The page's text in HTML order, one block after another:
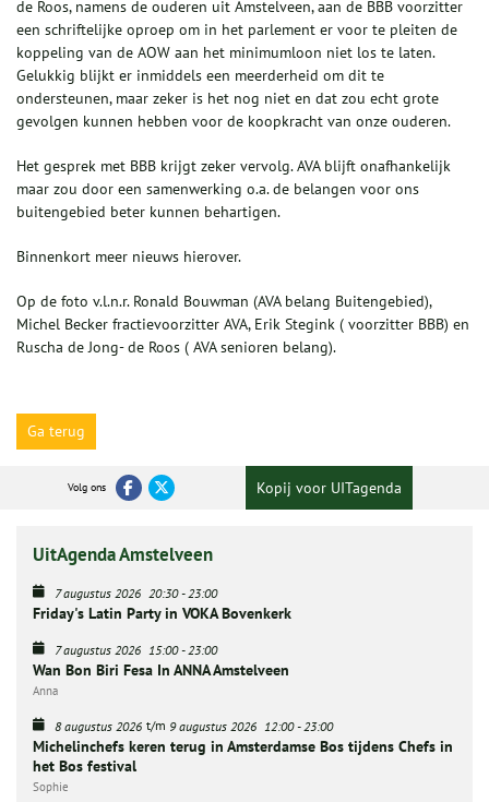
de Roos, namens de ouderen uit Amstelveen, aan de BBB voorzitter
een schriftelijke oproep om in het parlement er voor te pleiten de
koppeling van de AOW aan het minimumloon niet los te laten.
Gelukkig blijkt er inmiddels een meerderheid om dit te
ondersteunen, maar zeker is het nog niet en dat zou echt grote
gevolgen kunnen hebben voor de koopkracht van onze ouderen.
Het gesprek met BBB krijgt zeker vervolg. AVA blijft onafhankelijk
maar zou door een samenwerking o.a. de belangen voor ons
buitengebied beter kunnen behartigen.
Binnenkort meer nieuws hierover.
Op de foto v.l.n.r. Ronald Bouwman (AVA belang Buitengebied),
Michel Becker fractievoorzitter AVA, Erik Stegink ( voorzitter BBB) en
Ruscha de Jong- de Roos ( AVA senioren belang).
Ga terug
Volg ons Kopij voor UITagenda
UitAgenda Amstelveen
7 augustus 2026 20:30-23:00
Friday's Latin Party in VOKA Bovenkerk
7 augustus 2026 15:00-23:00
Wan Bon Biri Fesa In ANNA Amstelveen
Anna
8 augustus 2026 t/m 9 augustus 2026 12:00-23:00
Michelinchefs keren terug in Amsterdamse Bos tijdens Chefs in
het Bos festival
Sophie